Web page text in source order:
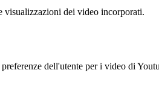
visualizzazioni dei video incorporati.
dell'utente per i video di